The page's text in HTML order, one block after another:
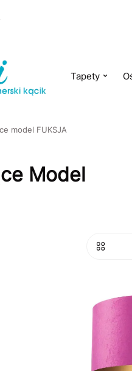
Tapety
model FUKSJA
Model